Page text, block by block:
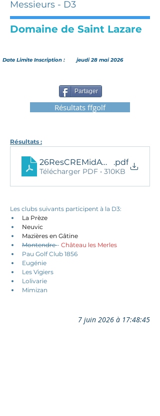
Messieurs - D3
Domaine de Saint Lazare
Date Limite Inscription : jeudi 28 mai 2026
Partager
Résultats ffgolf
Résultats :
.pdf
Télécharger PDF • 310KB
Les clubs suivants participent à la D3:
La Prèze
Neuvic
Mazières en Gâtine
Montendre - Château les Merles
Pau Golf Club 1856
Eugénie
Les Vigiers
Lolivarie
Mimizan
7 juin 2026 à 17:48:45